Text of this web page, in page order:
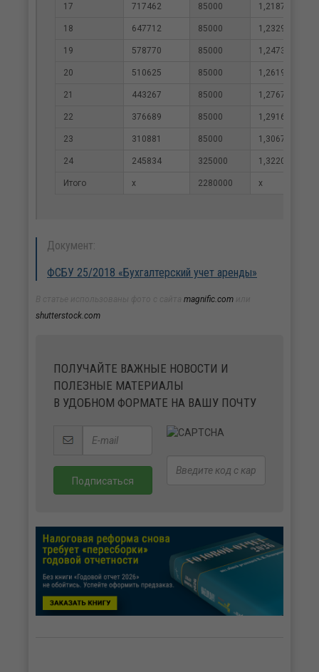
17 717462 85000 1,2187
18 647712 85000 1,2329
19 578770 85000 1,2473
20 510625 85000 1,2619
21 443267 85000 1,2767
22 376689 85000 1,2916
23 310881 85000 1,3067
24 245834 325000 1,3220
Итого х 2280000 х
Документ:
ФСБУ 25/2018 «Бухгалтерский учет аренды»
magnific.com
shutterstock.com
ПОЛУЧАЙТЕ ВАЖНЫЕ НОВОСТИ И
ПОЛЕЗНЫЕ МАТЕРИАЛЫ
В УДОБНОМ ФОРМАТЕ НА ВАШУ ПОЧТУ